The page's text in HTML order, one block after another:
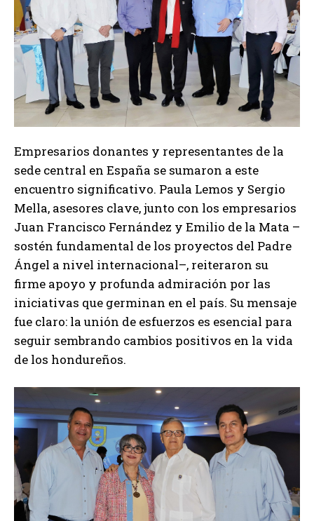
Empresarios donantes y representantes de la
sede central en España se sumaron a este
encuentro significativo. Paula Lemos y Sergio
Mella, asesores clave, junto con los empresarios
Juan Francisco Fernández y Emilio de la Mata –
sostén fundamental de los proyectos del Padre
Ángel a nivel internacional–, reiteraron su
firme apoyo y profunda admiración por las
iniciativas que germinan en el país. Su mensaje
fue claro: la unión de esfuerzos es esencial para
seguir sembrando cambios positivos en la vida
de los hondureños.